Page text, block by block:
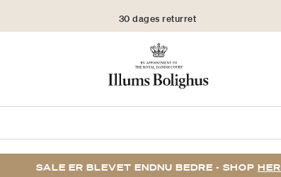
30 dages returret
SALE ER BLEVET ENDNU BEDRE - SHOP HER